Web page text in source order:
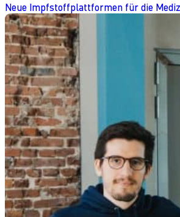
Neue Impfstoffplattformen für die